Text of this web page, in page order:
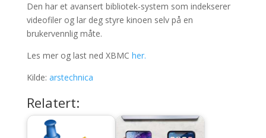
Den har et avansert bibliotek-system som indekserer
videofiler og lar deg styre kinoen selv på en
brukervennlig måte.
Les mer og last ned XBMC her.
Kilde: arstechnica
Relatert: